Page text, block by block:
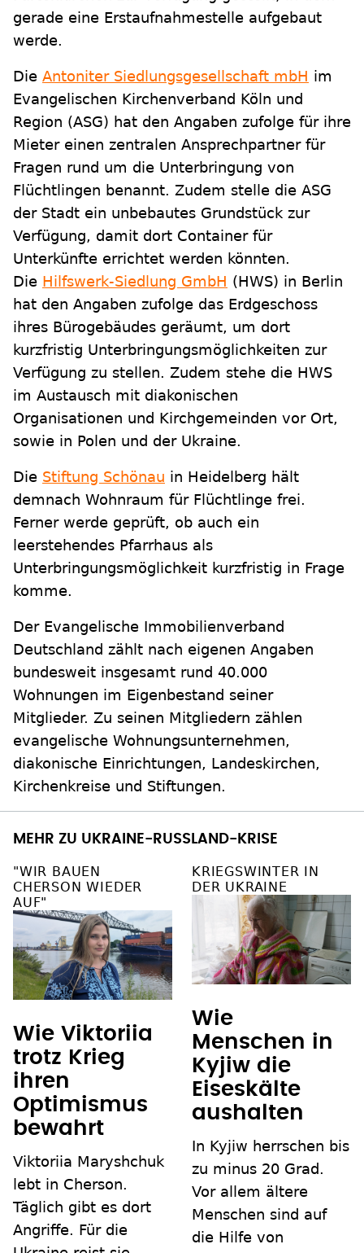
gerade eine Erstaufnahmestelle aufgebaut
werde.
Die Antoniter Siedlungsgesellschaft mbH im
Evangelischen Kirchenverband Köln und
Region (ASG) hat den Angaben zufolge für ihre
Mieter einen zentralen Ansprechpartner für
Fragen rund um die Unterbringung von
Flüchtlingen benannt. Zudem stelle die ASG
der Stadt ein unbebautes Grundstück zur
Verfügung, damit dort Container für
Unterkünfte errichtet werden könnten.
Die Hilfswerk-Siedlung GmbH (HWS) in Berlin
hat den Angaben zufolge das Erdgeschoss
ihres Bürogebäudes geräumt, um dort
kurzfristig Unterbringungsmöglichkeiten zur
Verfügung zu stellen. Zudem stehe die HWS
im Austausch mit diakonischen
Organisationen und Kirchgemeinden vor Ort,
sowie in Polen und der Ukraine.
Die Stiftung Schönau in Heidelberg hält
demnach Wohnraum für Flüchtlinge frei.
Ferner werde geprüft, ob auch ein
leerstehendes Pfarrhaus als
Unterbringungsmöglichkeit kurzfristig in Frage
komme.
Der Evangelische Immobilienverband
Deutschland zählt nach eigenen Angaben
bundesweit insgesamt rund 40.000
Wohnungen im Eigenbestand seiner
Mitglieder. Zu seinen Mitgliedern zählen
evangelische Wohnungsunternehmen,
diakonische Einrichtungen, Landeskirchen,
Kirchenkreise und Stiftungen.
MEHR ZU UKRAINE-RUSSLAND-KRISE
"WIR BAUEN
CHERSON WIEDER
AUF"
Wie Viktoriia
trotz Krieg
ihren
Optimismus
bewahrt
Viktoriia Maryshchuk
lebt in Cherson.
Täglich gibt es dort
Angriffe. Für die
KRIEGSWINTER IN
DER UKRAINE
Wie
Menschen in
Kyjiw die
Eiseskälte
aushalten
In Kyjiw herrschen bis
zu minus 20 Grad.
Vor allem ältere
Menschen sind auf
die Hilfe von